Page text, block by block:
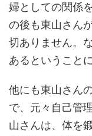
婦としての関係
の後も東山さん
切ありません。
あるということ
他にも東山さん
で、元々自己管
山さんは、体を